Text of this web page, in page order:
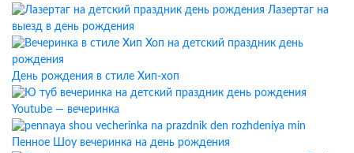
Лазертаг на
выезд в день рождения
День рождения в стиле Хип-хоп
Youtube — вечеринка
Пенное Шоу вечеринка на день рождения